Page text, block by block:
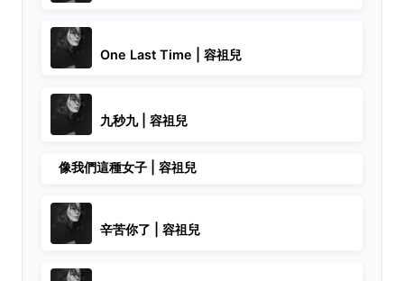
One Last Time | 容祖兒
九秒九 | 容祖兒
像我們這種女子 | 容祖兒
辛苦你了 | 容祖兒